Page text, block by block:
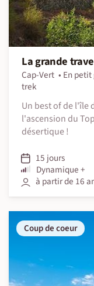
La grande
Cap-Vert En
trek
Un best of de l'île
l'ascension du
désertique !
15 jours
Dynamique +
à partir de 16
Coup de coeur